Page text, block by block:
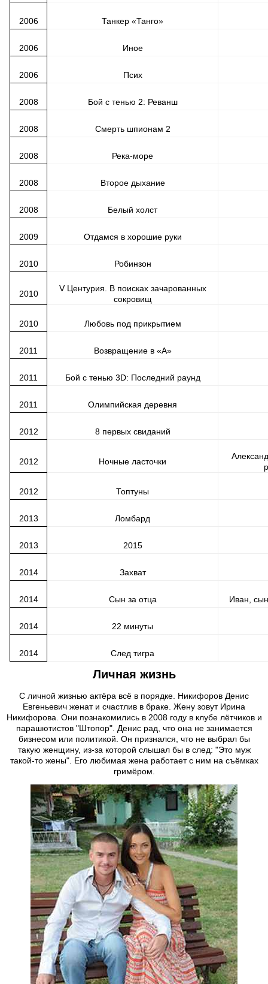
2006 Танкер «Танго»
2006 Иное
2006 Псих
2008 Бой с тенью 2: Реванш
2008 Смерть шпионам 2
2008 Река-море
2008 Второе дыхание
2008 Белый холст
2009 Отдамся в хорошие руки
2010 Робинзон
2010
V Центурия. В поисках зачарованных
сокровищ
2010 Любовь под прикрытием
2011 Возвращение в «А»
2011 Бой с тенью 3D: Последний раунд
2011 Олимпийская деревня
2012 8 первых свиданий
2012 Ночные ласточки
2012 Топтуны
2013 Ломбард
2013 2015
2014 Захват
2014 Сын за отца Иван,
2014 22 минуты
2014 След тигра
Личная жизнь
С личной жизнью актёра всё в порядке. Никифоров Денис
Евгеньевич женат и счастлив в браке. Жену зовут Ирина
Никифорова. Они познакомились в 2008 году в клубе лётчиков и
парашютистов "Штопор". Денис рад, что она не занимается
бизнесом или политикой. Он признался, что не выбрал бы
такую женщину, из-за которой слышал бы в след: "Это муж
такой-то жены". Его любимая жена работает с ним на съёмках
гримёром.